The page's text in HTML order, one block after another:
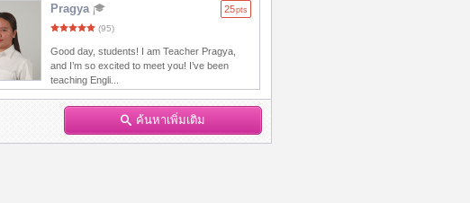
Pragya 25pts
(95)
Good day, students! I am Teacher Pragya,
and I’m so excited to meet you! I’ve been
teaching Engli...
ค้นหาเพิ่มเติม